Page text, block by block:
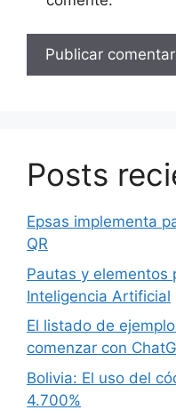
Posts
Epsas implementa
QR
Pautas y elementos
Inteligencia Artificial
El listado de
comenzar con
Bolivia: El uso del
4.700%